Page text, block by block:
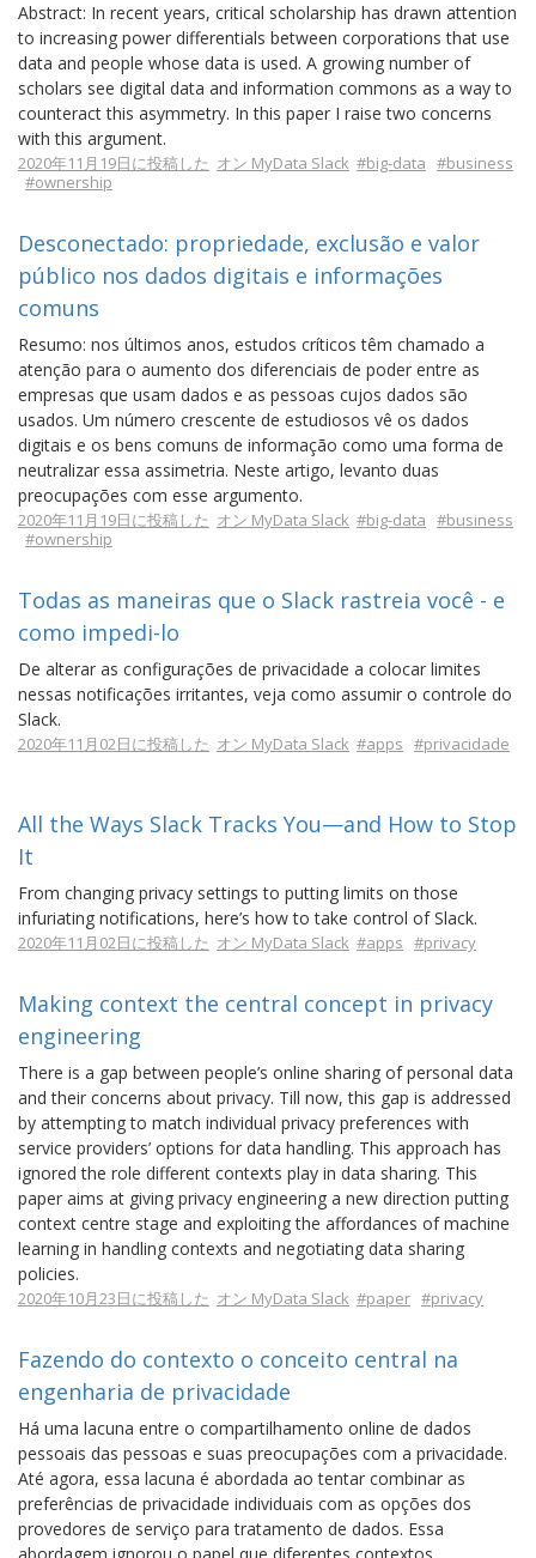
Abstract: In recent years, critical scholarship has drawn attention
to increasing power differentials between corporations that use
data and people whose data is used. A growing number of
scholars see digital data and information commons as a way to
counteract this asymmetry. In this paper I raise two concerns
with this argument.
2020年11月19日に投稿した オン MyData Slack #big-data #business
#ownership
Desconectado: propriedade, exclusão e valor
público nos dados digitais e informações
comuns
Resumo: nos últimos anos, estudos críticos têm chamado a
atenção para o aumento dos diferenciais de poder entre as
empresas que usam dados e as pessoas cujos dados são
usados. Um número crescente de estudiosos vê os dados
digitais e os bens comuns de informação como uma forma de
neutralizar essa assimetria. Neste artigo, levanto duas
preocupações com esse argumento.
2020年11月19日に投稿した オン MyData Slack #big-data #business
#ownership
Todas as maneiras que o Slack rastreia você - e
como impedi-lo
De alterar as configurações de privacidade a colocar limites
nessas notificações irritantes, veja como assumir o controle do
Slack.
2020年11月02日に投稿した オン MyData Slack #apps #privacidade
All the Ways Slack Tracks You—and How to Stop
It
From changing privacy settings to putting limits on those
infuriating notifications, here’s how to take control of Slack.
2020年11月02日に投稿した オン MyData Slack #apps #privacy
Making context the central concept in privacy
engineering
There is a gap between people’s online sharing of personal data
and their concerns about privacy. Till now, this gap is addressed
by attempting to match individual privacy preferences with
service providers’ options for data handling. This approach has
ignored the role different contexts play in data sharing. This
paper aims at giving privacy engineering a new direction putting
context centre stage and exploiting the affordances of machine
learning in handling contexts and negotiating data sharing
policies.
2020年10月23日に投稿した オン MyData Slack #paper #privacy
Fazendo do contexto o conceito central na
engenharia de privacidade
Há uma lacuna entre o compartilhamento online de dados
pessoais das pessoas e suas preocupações com a privacidade.
Até agora, essa lacuna é abordada ao tentar combinar as
preferências de privacidade individuais com as opções dos
provedores de serviço para tratamento de dados. Essa